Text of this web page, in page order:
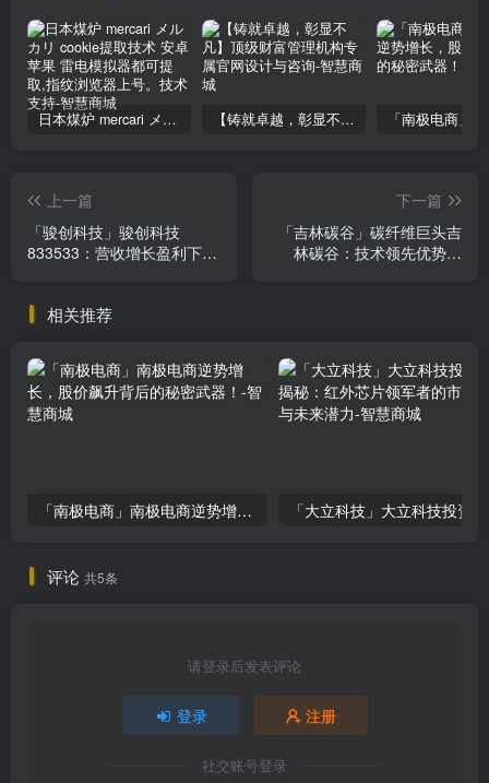
日本煤炉 mercari メルカリ cookie提取技术 安卓 苹果 雷电模拟器都可提取,指纹浏览器上号。技术支持 【铸就卓越，彰显不凡】顶级财富管理机构专属官网设计与咨询
上一篇
「骏创科技」骏创科技
833533：营收增长盈利下降
下一篇
「吉林碳谷」碳纤维巨头吉
林碳谷：技术领先优势显
相关推荐
「南极电商」南极电商逆势增长，股价飙升背后的秘密武器！
评论 共5条
请登录后发表评论
登录 注册
社交账号登录